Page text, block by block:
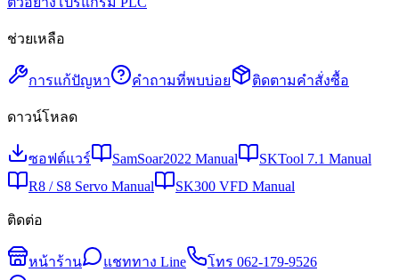
ช่วยเหลือ
การแก้ปัญหา คำถามที่พบบ่อย ติดตามคำสั่งซื้อ
ดาวน์โหลด
ซอฟต์แวร์ SamSoar2022 Manual
SKTool 7.1 Manual
R8 / S8 Servo Manual
SK300 VFD Manual
ติดต่อ
หน้าร้าน แชททาง Line โทร 062-179-9526